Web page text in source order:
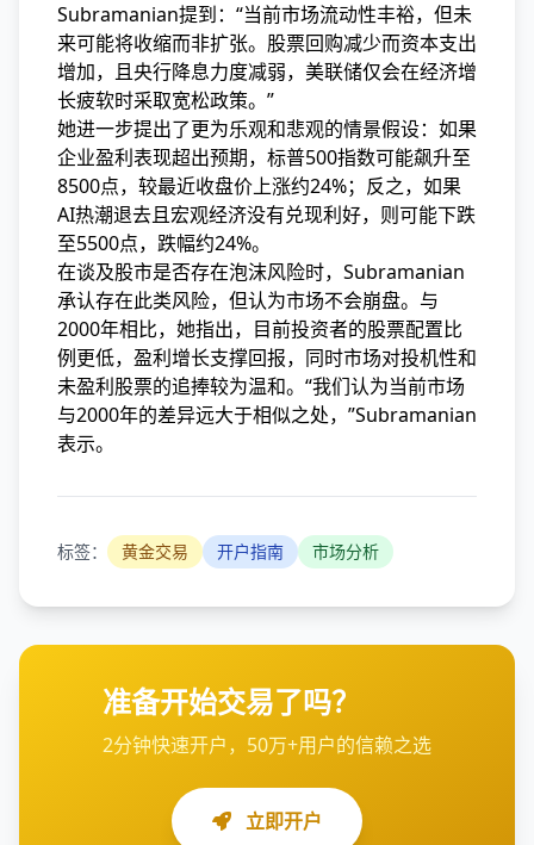
Subramanian提到：“当前市场流动性丰裕，但未
来可能将收缩而非扩张。股票回购减少而资本支出
增加，且央行降息力度减弱，美联储仅会在经济增
长疲软时采取宽松政策。”
她进一步提出了更为乐观和悲观的情景假设：如果
企业盈利表现超出预期，标普500指数可能飙升至
8500点，较最近收盘价上涨约24%；反之，如果
AI热潮退去且宏观经济没有兑现利好，则可能下跌
至5500点，跌幅约24%。
在谈及股市是否存在泡沫风险时，Subramanian
承认存在此类风险，但认为市场不会崩盘。与
2000年相比，她指出，目前投资者的股票配置比
例更低，盈利增长支撑回报，同时市场对投机性和
未盈利股票的追捧较为温和。“我们认为当前市场
与2000年的差异远大于相似之处，”Subramanian
表示。
标签： 黄金交易 开户指南 市场分析
准备开始交易了吗？
2分钟快速开户，50万+用户的信赖之选
立即开户